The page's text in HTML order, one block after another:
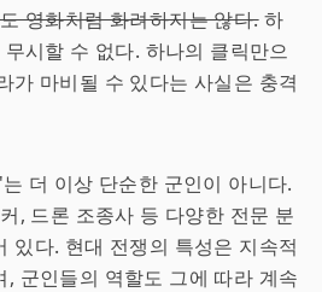
영화처럼 화려하지는 않다.하
시할 수 없다. 하나의 클릭만으
가 마비될 수 있다는 사실은 충격
더 이상 단순한 군인이 아니다.
, 드론 조종사 등 다양한 전문 분
있다. 현대 전쟁의 특성은 지속적
군인들의 역할도 그에 따라 계속